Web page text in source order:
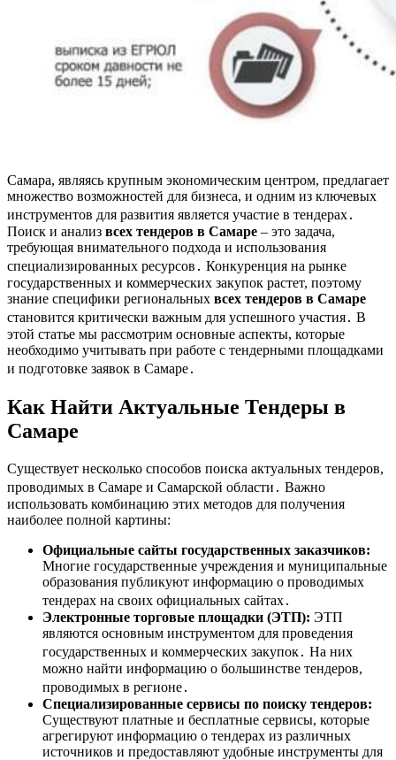
Самара, являясь крупным экономическим центром, предлагает
множество возможностей для бизнеса, и одним из ключевых
инструментов для развития является участие в тендерах․
Поиск и анализ всех тендеров в Самаре – это задача,
требующая внимательного подхода и использования
специализированных ресурсов․ Конкуренция на рынке
государственных и коммерческих закупок растет, поэтому
знание специфики региональных всех тендеров в Самаре
становится критически важным для успешного участия․ В
этой статье мы рассмотрим основные аспекты, которые
необходимо учитывать при работе с тендерными площадками
и подготовке заявок в Самаре․
Как Найти Актуальные Тендеры в
Самаре
Существует несколько способов поиска актуальных тендеров,
проводимых в Самаре и Самарской области․ Важно
использовать комбинацию этих методов для получения
наиболее полной картины:
Официальные сайты государственных заказчиков:
Многие государственные учреждения и муниципальные
образования публикуют информацию о проводимых
тендерах на своих официальных сайтах․
Электронные торговые площадки (ЭТП): ЭТП
являются основным инструментом для проведения
государственных и коммерческих закупок․ На них
можно найти информацию о большинстве тендеров,
проводимых в регионе․
Специализированные сервисы по поиску тендеров:
Существуют платные и бесплатные сервисы, которые
агрегируют информацию о тендерах из различных
источников и предоставляют удобные инструменты для